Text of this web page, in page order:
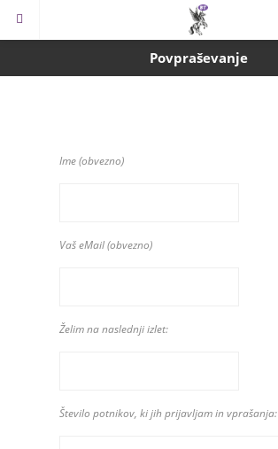
Povpraševanje
Ime (obvezno)
Vaš eMail (obvezno)
Želim na naslednji izlet:
Število potnikov, ki jih prijavljam in vprašanja: